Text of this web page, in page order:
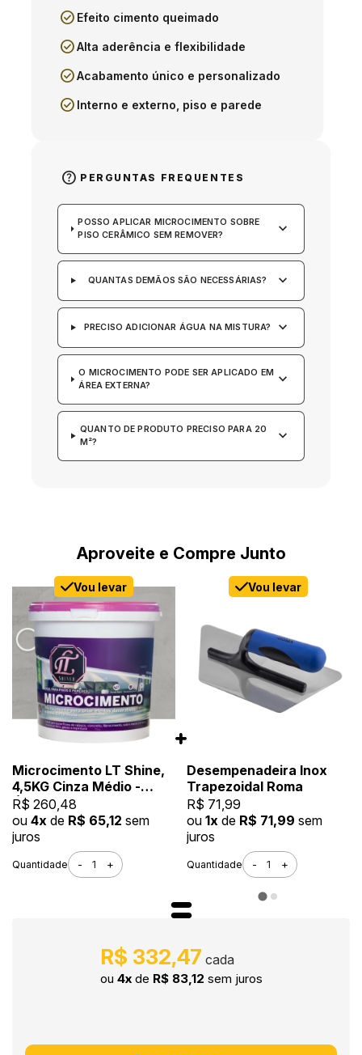
check_circle Efeito cimento queimado
check_circleAlta aderência e flexibilidade
check_circleAcabamento único e personalizado
check_circle Interno e externo, piso e parede
help PERGUNTAS FREQUENTES
POSSO APLICAR MICROCIMENTO SOBRE
PISO CERÂMICO SEM REMOVER?
keyboard_arrow_down
QUANTAS DEMÃOS SÃO NECESSÁRIAS? keyboard_arrow_down
PRECISO ADICIONAR ÁGUA NA MISTURA? keyboard_arrow_down
O MICROCIMENTO PODE SER APLICADO EM
ÁREA EXTERNA?
keyboard_arrow_down
QUANTO DE PRODUTO PRECISO PARA 20
M²?
keyboard_arrow_down
Aproveite e Compre Junto
Vou levar
Microcimento LT Shine,
4,5KG Cinza Médio -
Ótima Aderência e
Flexibilidade
R$ 260,48
ou 4x de R$ 65,12 sem
juros
Quantidade - +
Vou levar
Desempenadeira Inox
Trapezoidal Roma
R$ 71,99
ou 1x de R$ 71,99 sem
juros
Quantidade - +
R$ 332,47
ou 4xde R$ 83,12 sem juros